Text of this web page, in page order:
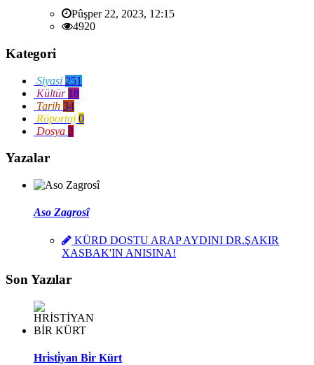
Pûşper 22, 2023, 12:15
4920
Kategori
Siyasi 251
Kültür 18
Tarih 34
Röportaj 0
Dosya 3
Yazalar
Aso Zagrosî
KÜRD DOSTU ARAP AYDINI DR.ŞAKIR
XASBAK'IN ANISINA!
Son Yazılar
Hri̇sti̇yan Bi̇r Kürt